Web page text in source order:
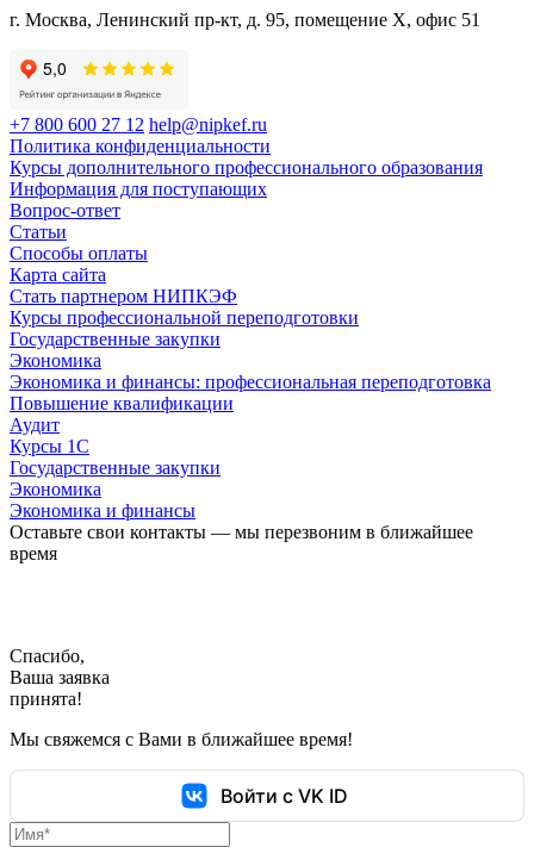
г. Москва, Ленинский пр-кт, д. 95, помещение Х, офис 51
+7 800 600 27 12 help@nipkef.ru
Политика конфиденциальности
Курсы дополнительного профессионального образования
Информация для поступающих
Вопрос-ответ
Статьи
Способы оплаты
Карта сайта
Стать партнером НИПКЭФ
Курсы профессиональной переподготовки
Государственные закупки
Экономика
Экономика и финансы: профессиональная переподготовка
Повышение квалификации
Аудит
Курсы 1С
Государственные закупки
Экономика
Экономика и финансы
Оставьте свои контакты — мы перезвоним в ближайшее
время
Спасибо,
Ваша заявка
принята!
Мы свяжемся с Вами в ближайшее время!
Войти с VK ID